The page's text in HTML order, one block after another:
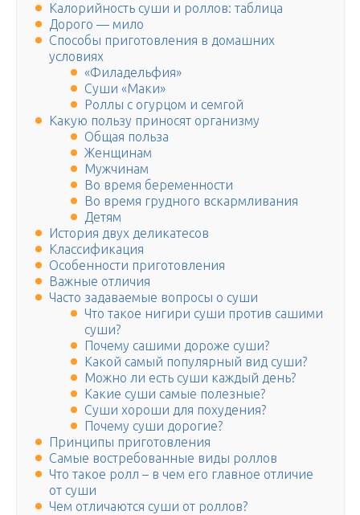
Калорийность суши и роллов: таблица
Дорого — мило
Способы приготовления в домашних
условиях
«Филадельфия»
Суши «Маки»
Роллы с огурцом и семгой
Какую пользу приносят организму
Общая польза
Женщинам
Мужчинам
Во время беременности
Во время грудного вскармливания
Детям
История двух деликатесов
Классификация
Особенности приготовления
Важные отличия
Часто задаваемые вопросы о суши
Что такое нигири суши против сашими
суши?
Почему сашими дороже суши?
Какой самый популярный вид суши?
Можно ли есть суши каждый день?
Какие суши самые полезные?
Суши хороши для похудения?
Почему суши дорогие?
Принципы приготовления
Самые востребованные виды роллов
Что такое ролл – в чем его главное отличие
от суши
Чем отличаются суши от роллов?